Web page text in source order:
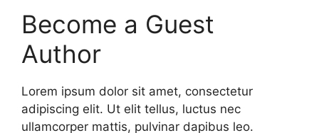
Become a Guest
Author
Lorem ipsum dolor sit amet, consectetur
adipiscing elit. Ut elit tellus, luctus nec
ullamcorper mattis, pulvinar dapibus leo.